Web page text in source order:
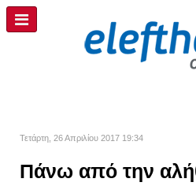
Τετάρτη, 26 Απριλίου 2017 19:34
Πάνω από την